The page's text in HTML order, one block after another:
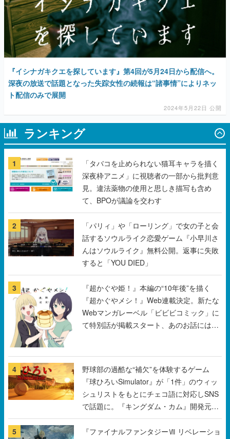
『イシナガキクエを探しています』第4回が5月24日から配信へ。
深夜の放送で話題となった失踪女性の続報は“諸事情”によりネッ
ト配信のみで展開
2024年5月22日 公開
ランキング
1
「タバコを止められない猫耳キャラを描く
深夜枠アニメ」に視聴者の一部から批判意
見。違法薬物の使用と思しき描写も含め
て、BPOが議論を交わす
2
「パリィ」や「ローリング」で女の子と会
話するソウルライク恋愛ゲーム『小早川さ
んはソウルライク』無料公開。返事に失敗
すると「YOU DIED」
3
『超かぐや姫！』本編の“10年後”を描く
『超かぐやメシ！』Web連載決定。新たな
Webマンガレーベル「ビビビコミック」に
て特別話が掲載スタート、あのお話には…
4
野球部の過酷な“補欠”を体験するゲーム
『球ひろいSimulator』が「1件」のウィッ
シュリストをもとにチェコ語に対応しSNS
で話題に。『キングダム・カム』開発元や
チェコのプロ野球選手から称賛の声
5
『ファイナルファンタジーⅦ リベレーショ